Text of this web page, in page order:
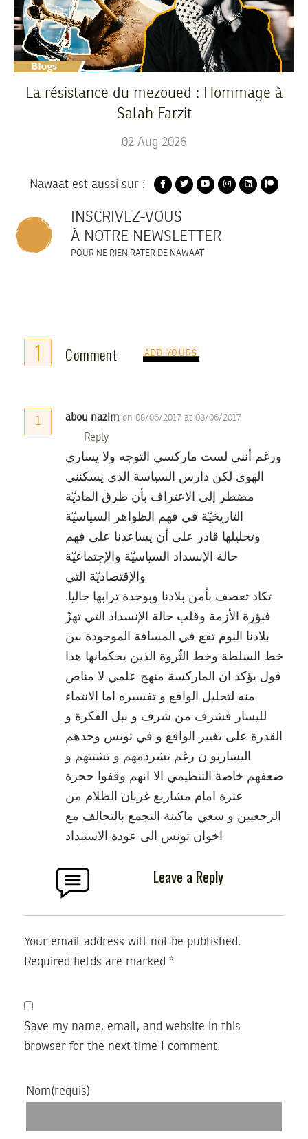
La résistance du mezoued : Hommage à
Salah Farzit
02 Aug 2026
Nawaat est aussi sur :
INSCRIVEZ-VOUS
À NOTRE NEWSLETTER
POUR NE RIEN RATER DE NAWAAT
1 Comment ADD YOURS
1 abou nazim on 08/06/2017 at 08/06/2017
Reply
ورغم أنني لست ماركسي التوجه ولا يساري
الهوى لكن دارس السياسة الذي يسكنني
مضطر إلى الاعتراف بأن طرق الماديّة
التاريخيّة في فهم الظواهر السياسيّة
وتحليلها قادر على أن يساعدنا على فهم
حالة الإنسداد السياسيّة والإجتماعيّة
والإقتصاديّة التي
تكاد تعصف بأمن بلادنا وبوحدة ترابها حاليا.
فبؤرة الأزمة وقلب حالة الإنسداد التي تهزّ
بلادنا اليوم تقع في المسافة الموجودة بين
خط السلطة وخط الثّروة الذين يحكمانها هذا
قول يؤكد ان الماركسة منهج علمي لا مناص
منه لتحليل الواقع و تفسيره اما الانتماء
لليسار فشرف من شرف و نبل الفكرة و
القدرة على تغيير الواقع و في تونس وحدهم
اليساريو ن رغم تشرذمهم و تشتتهم و
ضعفهم خاصة التنظيمي الا انهم وقفوا حجرة
عثرة امام مشاريع غربان الظلام من
الرجعيين و سعي ماكينة التجمع بالتحالف مع
اخوان تونس الى عودة الاستبداد
Leave a Reply
Your email address will not be published.
Required fields are marked *
Save my name, email, and website in this
browser for the next time I comment.
Nom(requis)